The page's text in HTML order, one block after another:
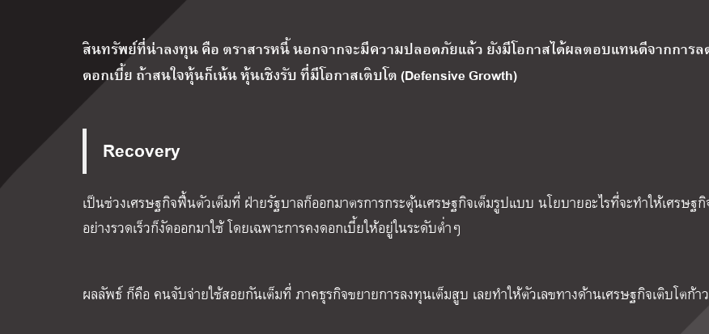
สินทรัพย์ที่น่าลงทุน คือ ตราสารหนี้ นอกจากจะมีความปลอดภัยแล้ว ยังมีโอกาสได้ผลตอบแทนดีจากการล
ดอกเบี้ย ถ้าสนใจหุ้นก็เน้น หุ้นเชิงรับ ที่มีโอกาสเติบโต (Defensive Growth)
Recovery
เป็นช่วงเศรษฐกิจฟื้นตัวเต็มที่ ฝ่ายรัฐบาลก็ออกมาตรการกระตุ้นเศรษฐกิจเต็มรูปแบบ นโยบายอะไรที่จะทำให้เศรษฐกิ
อย่างรวดเร็วก็งัดออกมาใช้ โดยเฉพาะการคงดอกเบี้ยให้อยู่ในระดับต่ำๆ
ผลลัพธ์ ก็คือ คนจับจ่ายใช้สอยกันเต็มที่ ภาคธุรกิจขยายการลงทุนเต็มสูบ เลยทำให้ตัวเลขทางด้านเศรษฐกิจเติบโตก้า